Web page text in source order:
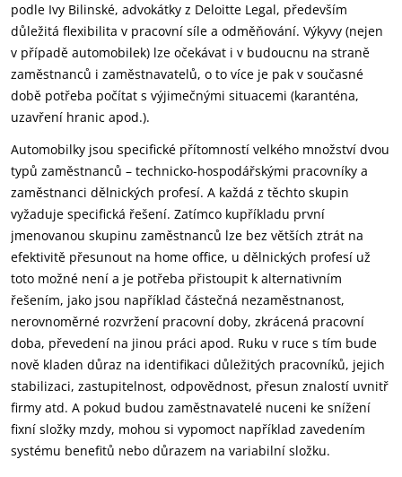
podle Ivy Bilinské, advokátky z Deloitte Legal, především
důležitá flexibilita v pracovní síle a odměňování. Výkyvy (nejen
v případě automobilek) lze očekávat i v budoucnu na straně
zaměstnanců i zaměstnavatelů, o to více je pak v současné
době potřeba počítat s výjimečnými situacemi (karanténa,
uzavření hranic apod.).
Automobilky jsou specifické přítomností velkého množství dvou
typů zaměstnanců – technicko-hospodářskými pracovníky a
zaměstnanci dělnických profesí. A každá z těchto skupin
vyžaduje specifická řešení. Zatímco kupříkladu první
jmenovanou skupinu zaměstnanců lze bez větších ztrát na
efektivitě přesunout na home office, u dělnických profesí už
toto možné není a je potřeba přistoupit k alternativním
řešením, jako jsou například částečná nezaměstnanost,
nerovnoměrné rozvržení pracovní doby, zkrácená pracovní
doba, převedení na jinou práci apod. Ruku v ruce s tím bude
nově kladen důraz na identifikaci důležitých pracovníků, jejich
stabilizaci, zastupitelnost, odpovědnost, přesun znalostí uvnitř
firmy atd. A pokud budou zaměstnavatelé nuceni ke snížení
fixní složky mzdy, mohou si vypomoct například zavedením
systému benefitů nebo důrazem na variabilní složku.